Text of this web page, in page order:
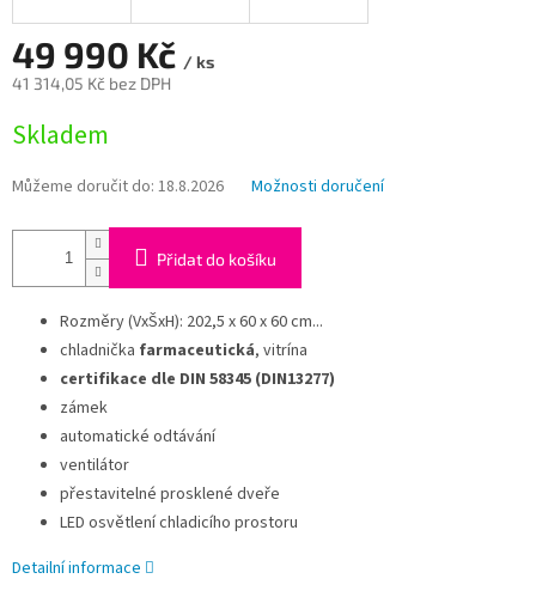
49 990 Kč / ks
41 314,05 Kč bez DPH
cena:
Skladem
Můžeme doručit do: 18.8.2026 Možnosti doručení
Přidat do košíku
Rozměry (VxŠxH): 202,5 x 60 x 60 cm...
chladnička farmaceutická, vitrína
certifikace dle DIN 58345 (DIN13277)
zámek
automatické odtávání
ventilátor
přestavitelné prosklené dveře
LED osvětlení chladicího prostoru
Detailní informace